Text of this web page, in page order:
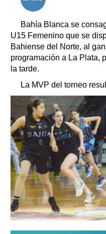
Clasificados
Suplementos
Servicios
Bahía Blanca se
U15 Femenino que se
Bahiense del Norte, al
programación a La Plata,
la tarde.
La MVP del torneo